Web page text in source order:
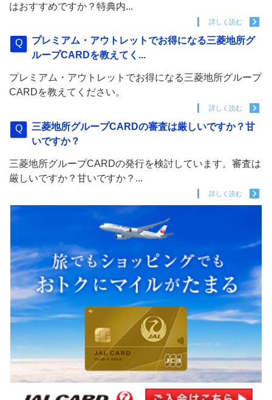
はおすすめですか？特典内...
詳しく読む
プレミアム・アウトレットでお得になる三菱地所グ
ループCARDを教えてく...
プレミアム・アウトレットでお得になる三菱地所グループ
CARDを教えてください。
詳しく読む
三菱地所グループCARDの審査は厳しいですか？甘
いですか？
三菱地所グループCARDの発行を検討しています。審査は
厳しいですか？甘いですか？...
詳しく読む